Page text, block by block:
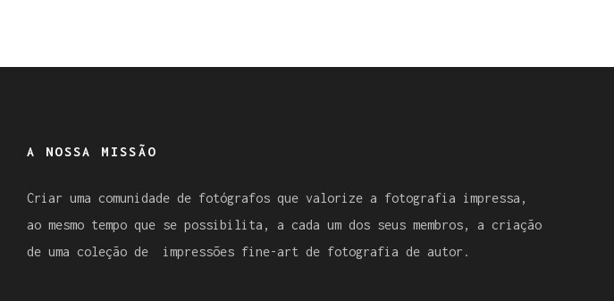
A NOSSA MISSÃO
Criar uma comunidade de fotógrafos que valorize a fotografia impressa,
ao mesmo tempo que se possibilita, a cada um dos seus membros, a criação
de uma coleção de impressões fine-art de fotografia de autor.